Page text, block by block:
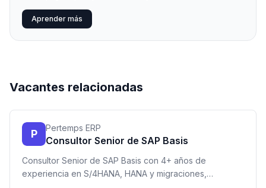
Aprender más
Vacantes relacionadas
P Pertemps ERP
Consultor Senior de SAP Basis
Consultor Senior de SAP Basis con 4+ años de
experiencia en S/4HANA, HANA y migraciones,